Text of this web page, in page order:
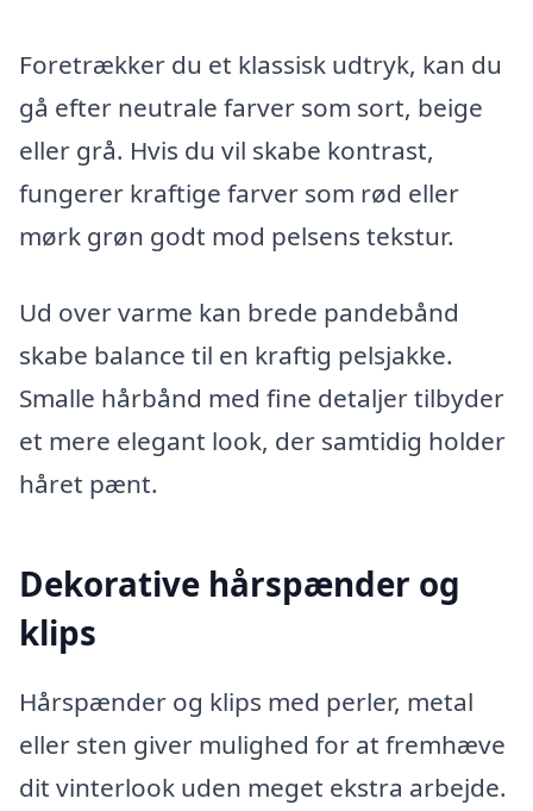
Foretrækker du et klassisk udtryk, kan du
gå efter neutrale farver som sort, beige
eller grå. Hvis du vil skabe kontrast,
fungerer kraftige farver som rød eller
mørk grøn godt mod pelsens tekstur.
Ud over varme kan brede pandebånd
skabe balance til en kraftig pelsjakke.
Smalle hårbånd med fine detaljer tilbyder
et mere elegant look, der samtidig holder
håret pænt.
Dekorative hårspænder og
klips
Hårspænder og klips med perler, metal
eller sten giver mulighed for at fremhæve
dit vinterlook uden meget ekstra arbejde.